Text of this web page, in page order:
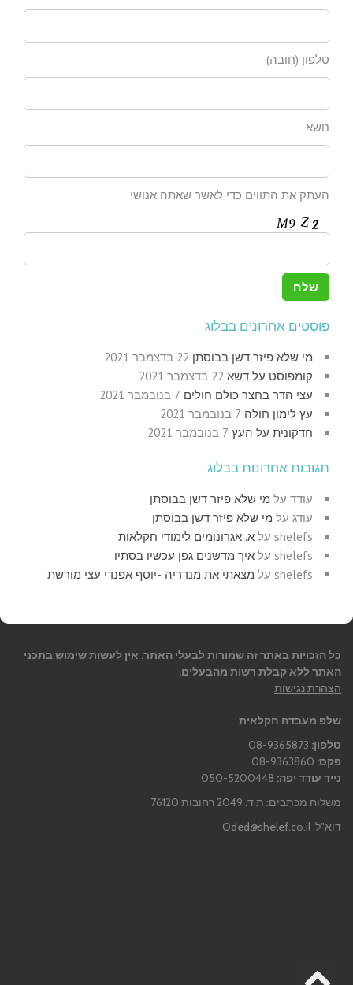
טלפון (חובה)
נושא
העתק את התווים כדי לאשר שאתה אנושי
פוסטים אחרונים בבלוג
מי שלא פיזר דשן בבוסתן 22 בדצמבר 2021
קומפוסט על דשא 22 בדצמבר 2021
עצי הדר בחצר כולם חולים 7 בנובמבר 2021
עץ לימון חולה 7 בנובמבר 2021
חדקונית על העץ 7 בנובמבר 2021
תגובות אחרונות בבלוג
עודד על מי שלא פיזר דשן בבוסתן
עודג על מי שלא פיזר דשן בבוסתן
shelefs על א. אגרונומים לימודי חקלאות
shelefs על איך מדשנים גפן עכשיו בסתיו
shelefs על מצאתי את מנדריה -יוסף אפנדי עצי מורשת
כל הזכויות באתר זה שמורות לבעלי האתר. אין לעשות שימוש בתכני
האתר ללא קבלת רשות מהבעלים.
הצהרת נגישות
שלפ מעבדה חקלאית
טלפון:
פקס:
נייד עודד יפה:
משלוח מכתבים: ת.ד. 2049 רחובות 76120
דוא"ל: Oded@shelef.co.il